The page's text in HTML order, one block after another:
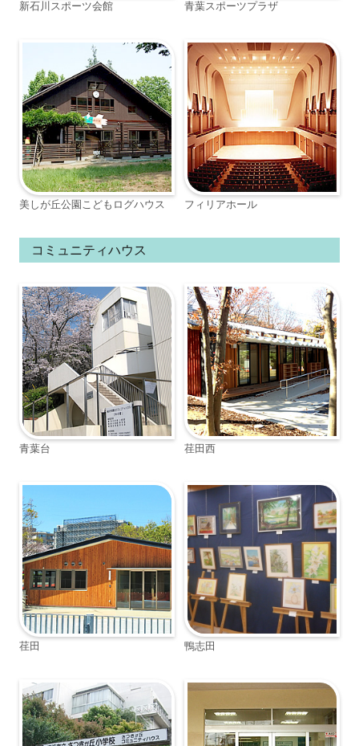
新石川スポーツ会館 青葉スポーツプラザ
美しが丘公園こどもログハウス フィリアホール
コミュニティハウス
青葉台 荏田西
荏田 鴨志田